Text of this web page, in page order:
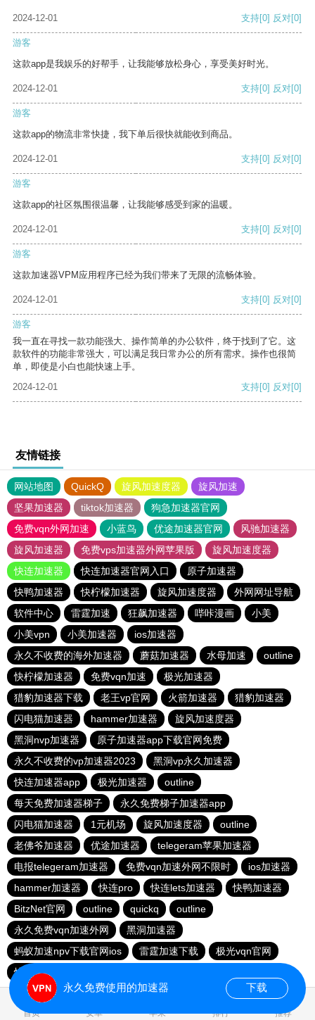
2024-12-01 支持[0] 反对[0]
游客
这款app是我娱乐的好帮手，让我能够放松身心，享受美好时光。
2024-12-01 支持[0] 反对[0]
游客
这款app的物流非常快捷，我下单后很快就能收到商品。
2024-12-01 支持[0] 反对[0]
游客
这款app的社区氛围很温馨，让我能够感受到家的温暖。
2024-12-01 支持[0] 反对[0]
游客
这款加速器VPM应用程序已经为我们带来了无限的流畅体验。
2024-12-01 支持[0] 反对[0]
游客
我一直在寻找一款功能强大、操作简单的办公软件，终于找到了它。这
款软件的功能非常强大，可以满足我日常办公的所有需求。操作也很简
单，即使是小白也能快速上手。
2024-12-01
支持[0] 反对[0]
友情链接
网站地图 QuickQ 旋风加速度器
旋风加速
坚果加速器
tiktok加速器
狗急加速器官网
免费vqn外网加速
小蓝鸟 优途加速器官网
风驰加速器
旋风加速器
免费vps加速器外网苹果版
旋风加速度器
快连加速器
快连加速器官网入口
原子加速器
快鸭加速器
快柠檬加速器 旋风加速度器
外网网址导航
软件中心
雷霆加速 狂飙加速器 哔咔漫画
小美
小美vpn
小美加速器
ios加速器
永久不收费的海外加速器
蘑菇加速器 水母加速
outline
快柠檬加速器
免费vqn加速
极光加速器
猎豹加速器下载
老王vp官网 火箭加速器
猎豹加速器
闪电猫加速器
hammer加速器
旋风加速度器
黑洞nvp加速器
原子加速器app下载官网免费
永久不收费的vp加速器2023
黑洞vp永久加速器
快连加速器app
极光加速器
outline
每天免费加速器梯子
永久免费梯子加速器app
闪电猫加速器
1元机场 旋风加速度器
outline
老佛爷加速器
优途加速器
telegeram苹果加速器
电报telegeram加速器
免费vqn加速外网不限时
ios加速器
hammer加速器
快连pro 快连lets加速器
快鸭加速器
BitzNet官网
outline quickq
outline
永久免费vqn加速外网
黑洞加速器
蚂蚁加速npv下载官网ios
雷霆加速下载
极光vqn官网
快柠檬app下载
首页 安卓 苹果 排行 推荐
永久免费使用的加速器 下载
0.028947s